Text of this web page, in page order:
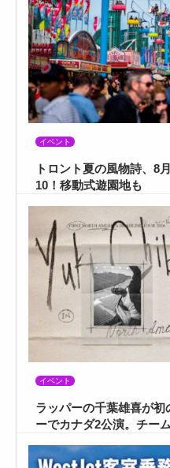
イベント
トロント夏の風物詩、8
10！移動式遊園地も
イベント
ラッパーの千葉雄喜が
ーでカナダ2公演。チー